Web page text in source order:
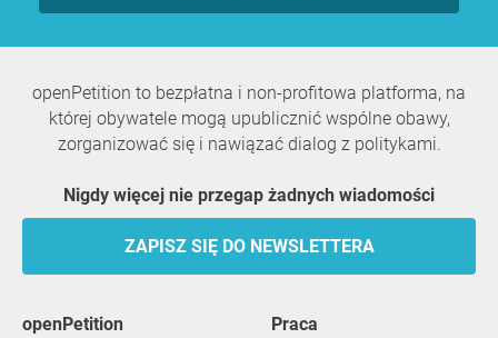
openPetition to bezpłatna i non-profitowa platforma, na
której obywatele mogą upublicznić wspólne obawy,
zorganizować się i nawiązać dialog z politykami.
Nigdy więcej nie przegap żadnych wiadomości
ZAPISZ SIĘ DO NEWSLETTERA
openPetition
praca